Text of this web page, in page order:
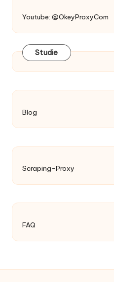
Youtube: @OkeyProxyCom
Studie
Blog
Scraping-Proxy
FAQ